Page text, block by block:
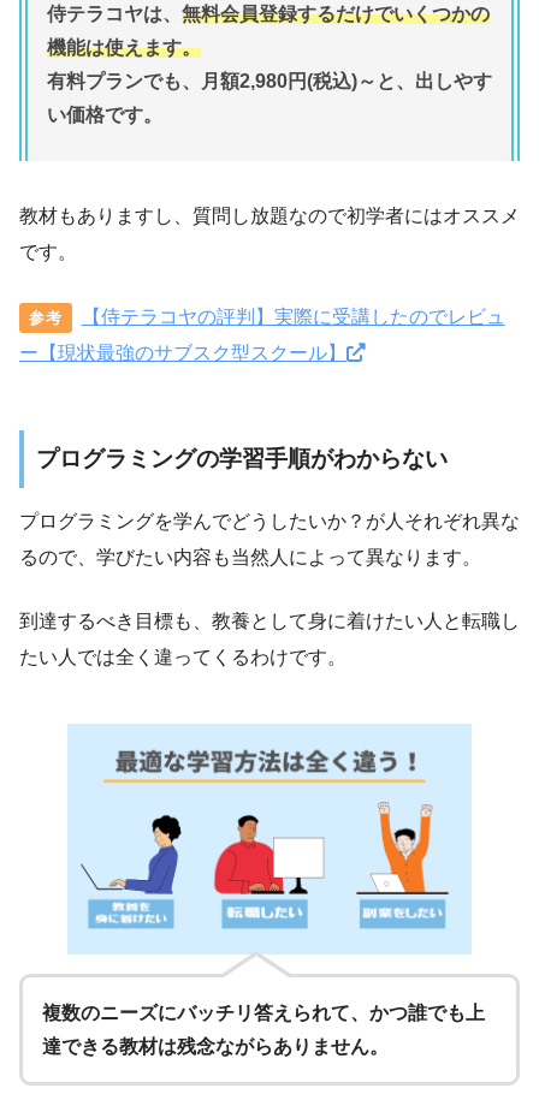
侍テラコヤは、 無料会員登録するだけでいくつかの
機能は使えます。
有料プランでも、月額2,980円(税込)～と、出しやす
い価格です。
教材もありますし、質問し放題なので初学者にはオススメ
です。
参考
【侍テラコヤの評判】実際に受講したのでレビュ
ー【現状最強のサブスク型スクール】
プログラミングの学習手順がわからない
プログラミングを学んでどうしたいか？が人それぞれ異な
るので、学びたい内容も当然人によって異なります。
到達するべき目標も、教養として身に着けたい人と転職し
たい人では全く違ってくるわけです。
複数のニーズにバッチリ答えられて、かつ誰でも上
達できる教材は残念ながらありません。